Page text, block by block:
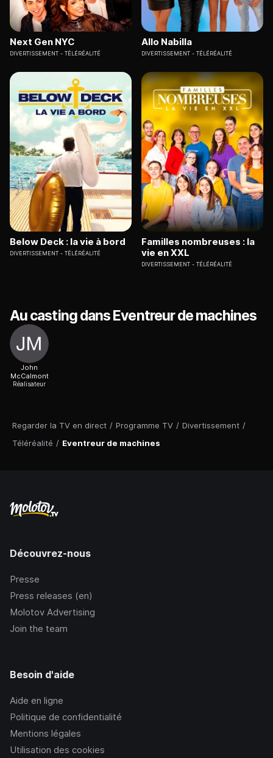
Regarder la TV en direct / Programme TV / Divertissement /
Téléréalité / Eventreur de machines
Next Gen NYC
DIVERTISSEMENT TÉLÉRÉALITÉ
Allo Nabilla
DIVERTISSEMENT TÉLÉRÉALITÉ
Below Deck : la vie à bord
DIVERTISSEMENT TÉLÉRÉALITÉ
Familles nombreuses : la
vie en XXL
DIVERTISSEMENT TÉLÉRÉALITÉ
Au casting dans Eventreur de machines
John
McCalmont
Réalisateur
Découvrez-nous
Presse
Press releases (en)
Molotov Advertising
Join the team
Besoin d'aide
Aide en ligne
Politique de confidentialité
Mentions légales
Utilisation des cookies